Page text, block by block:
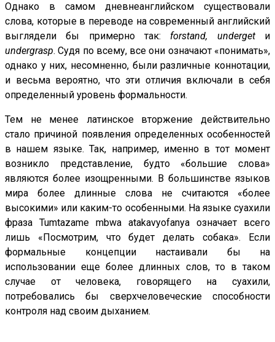
Однако в самом дневнеанглийском существовали
слова, которые в переводе на современный английский
выглядели бы примерно так: forstand, undergetи
undergrasp. Судя по всему, все они означают «понимать»,
однако у них, несомненно, были различные коннотации,
и весьма вероятно, что эти отличия включали в себя
определенный уровень формальности.
Тем не менее латинское вторжение действительно
стало причиной появления определенных особенностей
в нашем языке. Так, например, именно в тот момент
возникло представление, будто «большие слова»
являются более изощренными. В большинстве языков
мира более длинные слова не считаются «более
высокими» или каким-то особенными. На языке суахили
фраза Tumtazame mbwa atakavyofanya означает всего
лишь «Посмотрим, что будет делать собака». Если
формальные концепции настаивали бы на
использовании еще более длинных слов, то в таком
случае от человека, говорящего на суахили,
потребовались бы сверхчеловеческие способности
контроля над своим дыханием.